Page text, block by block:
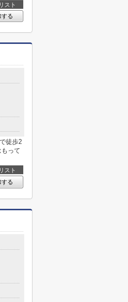
スト
する
徒歩2
って
スト
する